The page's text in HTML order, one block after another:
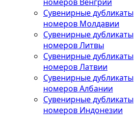
Сувенирные дубликаты
номеров Молдавии
Сувенирные дубликаты
номеров Литвы
Сувенирные дубликаты
номеров Латвии
Сувенирные дубликаты
номеров Албании
Сувенирные дубликаты
номеров Индонезии